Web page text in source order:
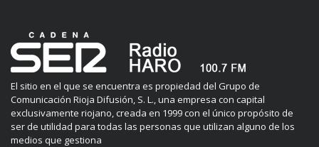
El sitio en el que se encuentra es propiedad del Grupo de
Comunicación Rioja Difusión, S. L., una empresa con capital
exclusivamente riojano, creada en 1999 con el único propósito de
ser de utilidad para todas las personas que utilizan alguno de los
medios que gestiona